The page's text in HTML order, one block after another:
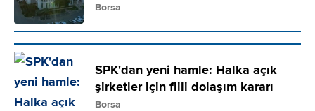
Borsa
SPK'dan yeni hamle: Halka açık
şirketler için fiili dolaşım kararı
Borsa